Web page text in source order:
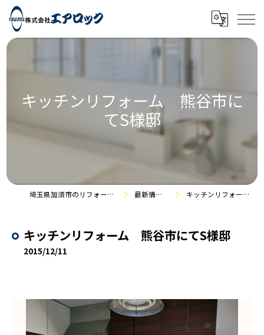
キッチンリフォーム 熊谷市に
てS様邸
埼玉県加須市のリフォームなら株式会社エアロック 最新情報・施工事例 キッチンリフォーム 熊谷市にてS様邸
キッチンリフォーム 熊谷市にてS様邸
2015/12/11